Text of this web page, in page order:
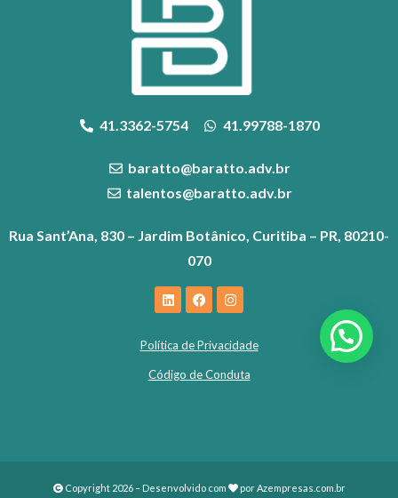
41.3362-5754 41.99788-1870
baratto@baratto.adv.br
talentos@baratto.adv.br
Rua Sant’Ana, 830 – Jardim Botânico, Curitiba – PR, 80210-
070
Política de Privacidade
Código de Conduta
Copyright 2026 – Desenvolvido com porAzempresas.com.br